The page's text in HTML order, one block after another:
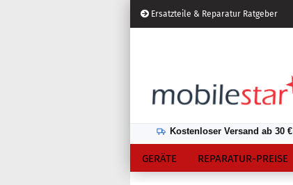
Ersatzteile & Reparatur Ratgeber
Kostenloser Versand ab 30 €
GERÄTE REPARATUR-PREISE